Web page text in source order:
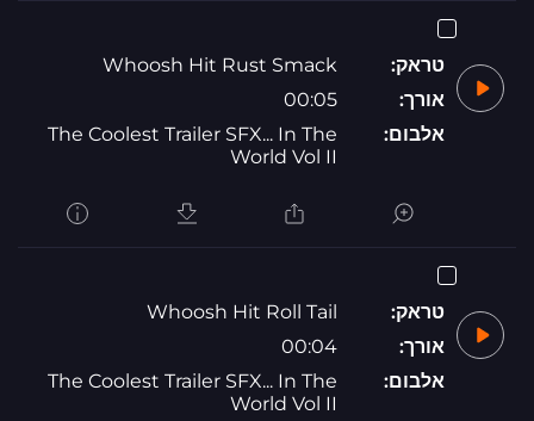
טראק:
Whoosh Hit Rust Smack
אורך:
00:05
אלבום:
The Coolest Trailer SFX... In The
World Vol II
טראק:
Whoosh Hit Roll Tail
אורך:
00:04
אלבום:
The Coolest Trailer SFX... In The
World Vol II